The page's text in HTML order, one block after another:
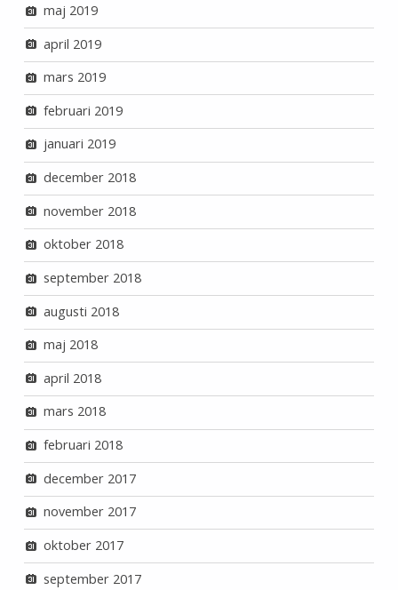
maj 2019
april 2019
mars 2019
februari 2019
januari 2019
december 2018
november 2018
oktober 2018
september 2018
augusti 2018
maj 2018
april 2018
mars 2018
februari 2018
december 2017
november 2017
oktober 2017
september 2017